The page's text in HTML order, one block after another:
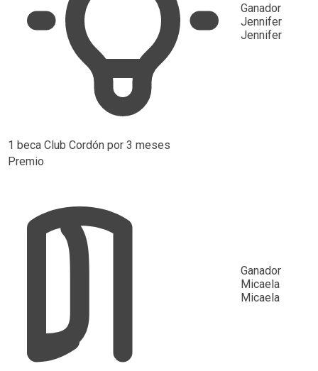
1 beca Club Cordón por 3 meses
Ganador
Jennifer
Jennifer
Premio
Ganador
Micaela
Micaela